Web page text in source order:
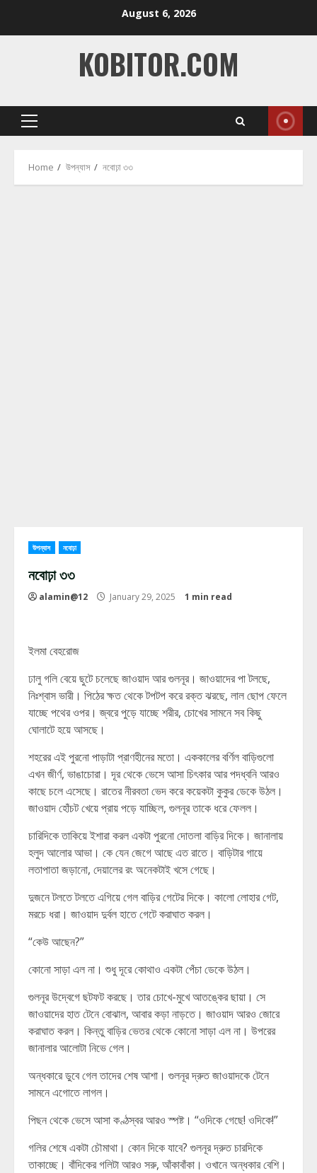
August 6, 2026
KOBITOR.COM
Primary
Home উপন্যাস নবোঢ়া ৩৩
উপন্যাস নবোঢ়া
নবোঢ়া ৩৩
alamin@12 January 29, 2025 1 min read
ইলমা বেহরোজ
ঢালু গলি বেয়ে ছুটে চলেছে জাওয়াদ আর গুলনূর। জাওয়াদের পা টলছে,
নিঃশ্বাস ভারী। পিঠের ক্ষত থেকে টপটপ করে রক্ত ঝরছে, লাল ছোপ ফেলে
যাচ্ছে পথের ওপর। জ্বরে পুড়ে যাচ্ছে শরীর, চোখের সামনে সব কিছু
ঘোলাটে হয়ে আসছে।
শহরের এই পুরনো পাড়াটা প্রাণহীনের মতো। এককালের বর্ণিল বাড়িগুলো
এখন জীর্ণ, ভাঙাচোরা। দূর থেকে ভেসে আসা চিৎকার আর পদধ্বনি আরও
কাছে চলে এসেছে। রাতের নীরবতা ভেদ করে কয়েকটা কুকুর ডেকে উঠল।
জাওয়াদ হোঁচট খেয়ে প্রায় পড়ে যাচ্ছিল, গুলনূর তাকে ধরে ফেলল।
চারিদিকে তাকিয়ে ইশারা করল একটা পুরনো দোতলা বাড়ির দিকে। জানালায়
হলুদ আলোর আভা। কে যেন জেগে আছে এত রাতে। বাড়িটার গায়ে
লতাপাতা জড়ানো, দেয়ালের রং অনেকটাই খসে গেছে।
দুজনে টলতে টলতে এগিয়ে গেল বাড়ির গেটের দিকে। কালো লোহার গেট,
মরচে ধরা। জাওয়াদ দুর্বল হাতে গেটে করাঘাত করল।
“কেউ আছেন?”
কোনো সাড়া এল না। শুধু দূরে কোথাও একটা পেঁচা ডেকে উঠল।
গুলনূর উদ্বেগে ছটফট করছে। তার চোখে-মুখে আতঙ্কের ছায়া। সে
জাওয়াদের হাত টেনে বোঝাল, আবার কড়া নাড়তে। জাওয়াদ আরও জোরে
করাঘাত করল। কিন্তু বাড়ির ভেতর থেকে কোনো সাড়া এল না। উপরের
জানালার আলোটা নিভে গেল।
অন্ধকারে ডুবে গেল তাদের শেষ আশা। গুলনূর দ্রুত জাওয়াদকে টেনে
সামনে এগোতে লাগল।
পিছন থেকে ভেসে আসা কণ্ঠস্বর আরও স্পষ্ট। “ওদিকে গেছে! ওদিকে!”
গলির শেষে একটা চৌমাথা। কোন দিকে যাবে? গুলনূর দ্রুত চারদিকে
তাকাচ্ছে। বাঁদিকের গলিটা আরও সরু, আঁকাবাঁকা। ওখানে অন্ধকার বেশি।